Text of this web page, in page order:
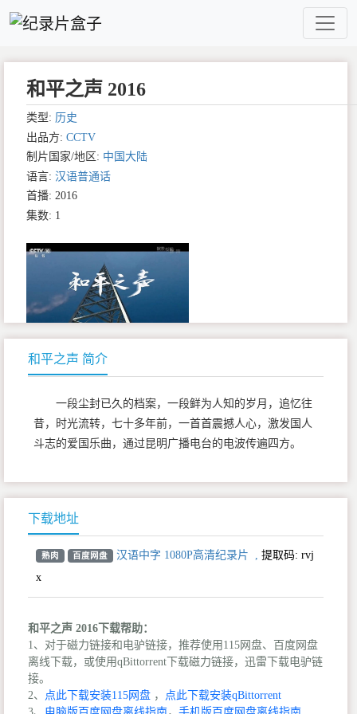
和平之声 2016
类型: 历史
出品方: CCTV
制片国家/地区: 中国大陆
语言: 汉语普通话
首播: 2016
集数: 1
和平之声 简介
一段尘封已久的档案，一段鲜为人知的岁月，追忆往
昔，时光流转，七十多年前，一首首震撼人心，激发国人
斗志的爱国乐曲，通过昆明广播电台的电波传遍四方。
下载地址
熟肉 百度网盘 汉语中字 1080P高清纪录片 提取码:rvj
x
和平之声 2016下载帮助：
1、对于磁力链接和电驴链接，推荐使用115网盘、百度网盘
离线下载，或使用qBittorrent下载磁力链接，迅雷下载电驴链
接。
2、
点此下载安装115网盘 ，
点此下载安装qBittorrent